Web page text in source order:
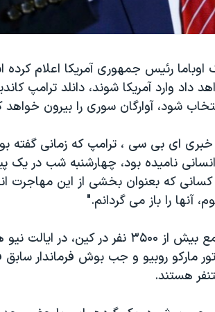
اوباما رئیس جمهوری آمریکا اعلام کرده
داد وارد آمریکا شوند، دانلد ترامپ
شود، آوارگان سوری را بیرون خواهد
ای بی سی ، ترامپ که زمانی گفته
نامیده بود، چهارشنبه شب در یک
که بعنوان بخشی از این مهاجرت
آنها را باز می گردانم."
ترامپ، که در جمع بیش از ۳۵۰۰ نفر
مارکو روبیو و جب بوش فرماندار سابق
هستند.